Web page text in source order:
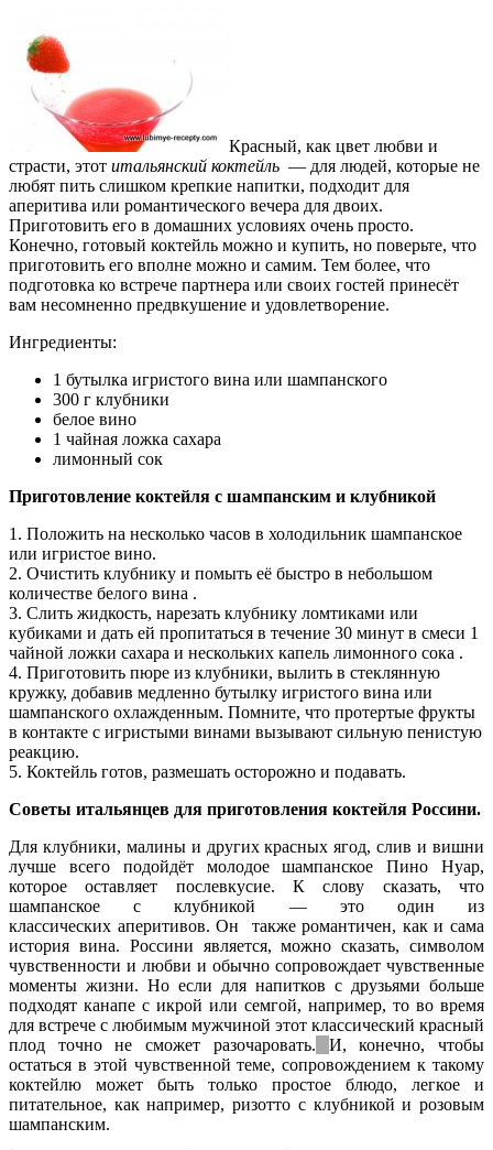
Красный, как цвет любви и
страсти, этот итальянский коктейль — для людей, которые не
любят пить слишком крепкие напитки, подходит для
аперитива или романтического вечера для двоих.
Приготовить его в домашних условиях очень просто.
Конечно, готовый коктейль можно и купить, но поверьте, что
приготовить его вполне можно и самим. Тем более, что
подготовка ко встрече партнера или своих гостей принесёт
вам несомненно предвкушение и удовлетворение.
Ингредиенты:
1 бутылка игристого вина или шампанского
300 г клубники
белое вино
1 чайная ложка сахара
лимонный сок
Приготовление коктейля с шампанским и клубникой
1. Положить на несколько часов в холодильник шампанское
или игристое вино.
2. Очистить клубнику и помыть её быстро в небольшом
количестве белого вина .
3. Слить жидкость, нарезать клубнику ломтиками или
кубиками и дать ей пропитаться в течение 30 минут в смеси 1
чайной ложки сахара и нескольких капель лимонного сока .
4. Приготовить пюре из клубники, вылить в стеклянную
кружку, добавив медленно бутылку игристого вина или
шампанского охлажденным. Помните, что протертые фрукты
в контакте с игристыми винами вызывают сильную пенистую
реакцию.
5. Коктейль готов, размешать осторожно и подавать.
Советы итальянцев для приготовления коктейля Россини.
Для клубники, малины и других красных ягод, слив и вишни
лучше всего подойдёт молодое шампанское Пино Нуар,
которое оставляет послевкусие. К слову сказать, что
шампанское с клубникой — это один из
классических аперитивов. Он также романтичен, как и сама
история вина. Россини является, можно сказать, символом
чувственности и любви и обычно сопровождает чувственные
моменты жизни. Но если для напитков с друзьями больше
подходят канапе с икрой или семгой, например, то во время
для встрече с любимым мужчиной этот классический красный
плод точно не сможет разочаровать.
И, конечно, чтобы
остаться в этой чувственной теме, сопровождением к такому
коктейлю может быть только простое блюдо, легкое и
питательное, как например, ризотто с клубникой и розовым
шампанским.